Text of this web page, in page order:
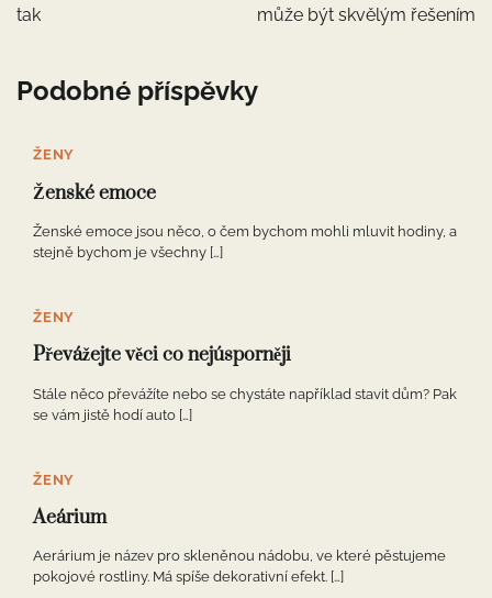
příspěvek
tak
může být skvělým řešením
Podobné příspěvky
ŽENY
Ženské emoce
Ženské emoce jsou něco, o čem bychom mohli mluvit hodiny, a
stejně bychom je všechny […]
ŽENY
Převážejte věci co nejúsporněji
Stále něco převážíte nebo se chystáte například stavit dům? Pak
se vám jistě hodí auto […]
ŽENY
Aeárium
Aerárium je název pro skleněnou nádobu, ve které pěstujeme
pokojové rostliny. Má spíše dekorativní efekt. […]